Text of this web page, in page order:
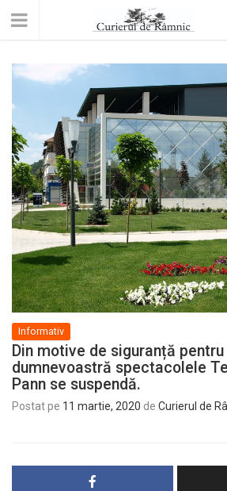
Informativ
Din motive de siguranță
dumnevoastră spectacolele
Pann se suspendă.
Postat pe 11 martie, 2020 de Curierul de